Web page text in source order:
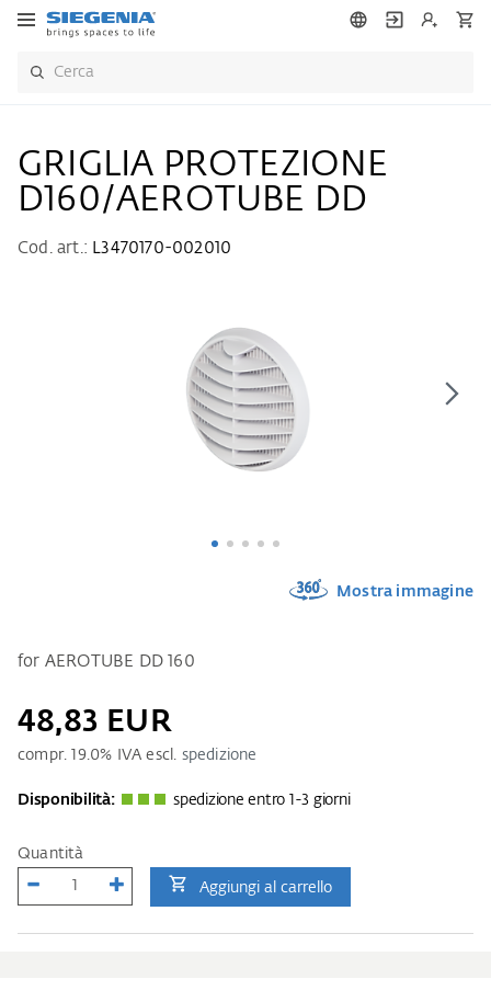
GRIGLIA PROTEZIONE
D160/AEROTUBE DD
Cod. art.: L3470170-002010
Mostra immagine
for AEROTUBE DD 160
48,83 EUR
compr.19.0% IVA escl. spedizione
Disponibilità: spedizione entro 1-3 giorni
Quantità
Aggiungi al carrello